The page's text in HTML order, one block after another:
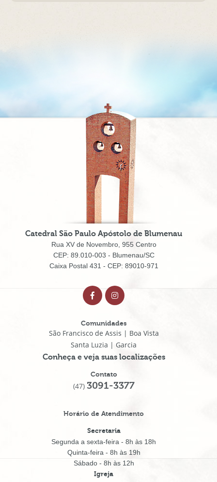
Catedral São Paulo Apóstolo de Blumenau
Rua XV de Novembro, 955 Centro
CEP: 89.010-003 - Blumenau/SC
Caixa Postal 431 - CEP: 89010-971
Comunidades
São Francisco de Assis | Boa Vista
Santa Luzia | Garcia
Conheça e veja suas localizações
Contato
(47) 3091-3377
Horário de Atendimento
Secretaria
Segunda a sexta-feira - 8h às 18h
Quinta-feira - 8h às 19h
Sábado - 8h às 12h
Igreja